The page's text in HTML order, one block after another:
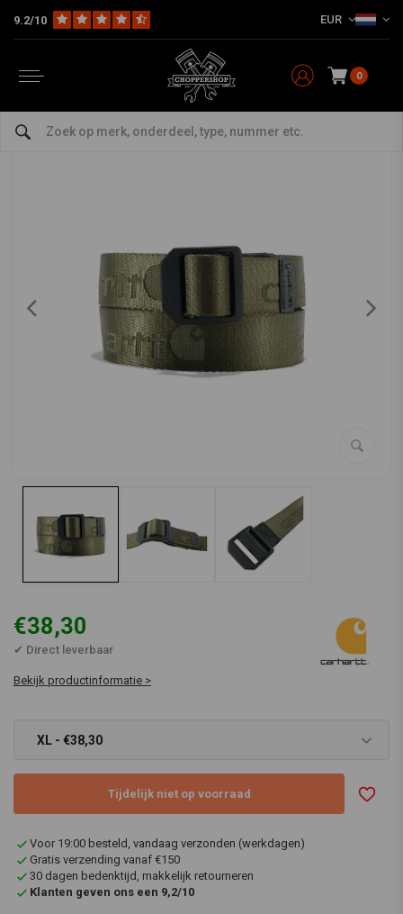
9.2/10 EUR
0
The Biker Riemen Nylon Riem Met Ladderslot | Kies Maat
bekijk alles van Carhartt
Nylon Riem Met Ladderslot | Kies Maat
€38,30
✔ Direct leverbaar
Bekijk productinformatie >
XL - €38,30
Tijdelijk niet op voorraad
Voor 19:00 besteld, vandaag verzonden (werkdagen)
Gratis verzending vanaf €150
30 dagen bedenktijd, makkelijk retourneren
Klanten geven ons een 9,2/10